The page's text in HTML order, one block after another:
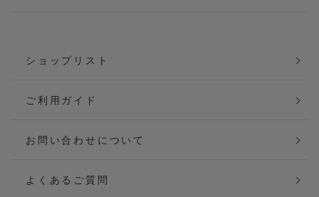
ショップリスト
ご利用ガイド
お問い合わせについて
よくあるご質問